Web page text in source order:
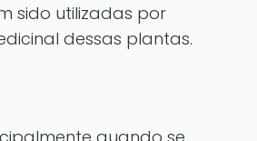
sido utilizadas por
dessas plantas.